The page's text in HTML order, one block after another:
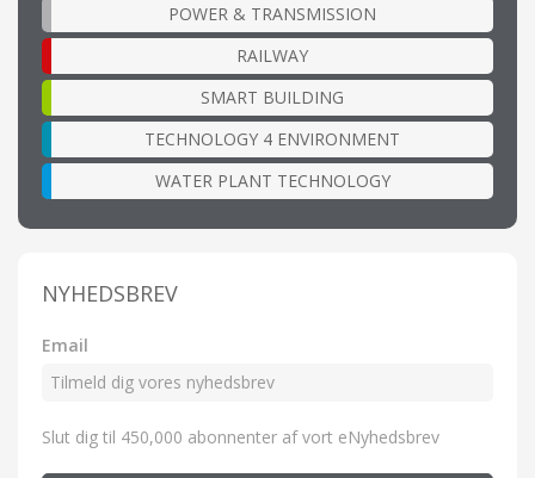
POWER & TRANSMISSION
RAILWAY
SMART BUILDING
TECHNOLOGY 4 ENVIRONMENT
WATER PLANT TECHNOLOGY
NYHEDSBREV
Email
Slut dig til 450,000 abonnenter af vort eNyhedsbrev